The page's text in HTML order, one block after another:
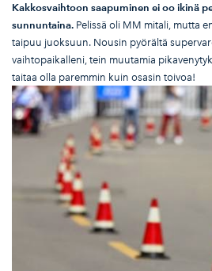
Kakkosvaihtoon saapuminen ei oo ikinä
sunnuntaina. Pelissä oli MM mitali, mutta
taipuu juoksuun. Nousin pyörältä
vaihtopaikalleni, tein muutamia
taitaa olla paremmin kuin osasin toivoa!